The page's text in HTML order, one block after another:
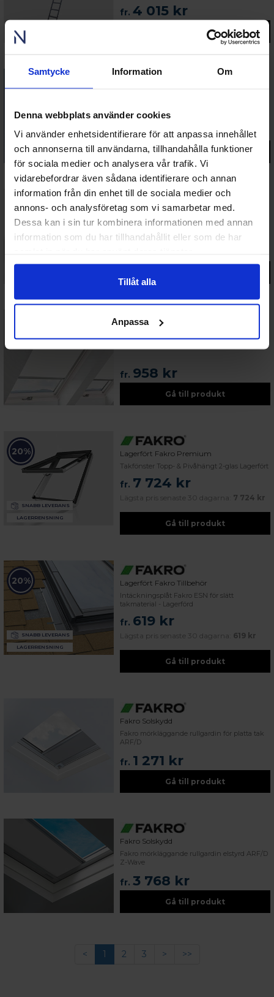
Samtycke Information Om
Denna webbplats använder cookies
Vi använder enhetsidentifierare för att anpassa innehållet
och annonserna till användarna, tillhandahålla funktioner
för sociala medier och analysera vår trafik. Vi
vidarebefordrar även sådana identifierare och annan
information från din enhet till de sociala medier och
annons- och analysföretag som vi samarbetar med.
Dessa kan i sin tur kombinera informationen med annan
information som du har tillhandahållit eller som de har
Tillåt alla
Anpassa
fr. 4 015 kr
Gå till produkt
fr.1 018 kr
Gå till produkt
Fakro Tidlös
Takkupol Elstyrt Öppningsbart 2-glas DEC-C
P2
fr. 958 kr
Gå till produkt
20%
SNABB LEVERANS
LAGERRENSNING
Lagerfört Fakro Premium
Takfönster Topp- & Pivåhängt 2-glas Lagerfört
fr. 7 724 kr
Lägsta pris senaste 30 dagarna: 7 724 kr
Gå till produkt
20%
SNABB LEVERANS
LAGERRENSNING
Lagerfört Fakro Tillbehör
Intäckningsplåt Fakro ESN för slätt
takmaterial - Lagerförd
fr. 619 kr
Lägsta pris senaste 30 dagarna: 619 kr
Gå till produkt
Fakro Solskydd
Fakro mörkläggande rullgardin för platta tak
ARF/D
fr. 1 271 kr
Gå till produkt
Fakro Solskydd
Fakro mörkläggande rullgardin elstyrd ARF/D
Z-Wave
fr. 3 768 kr
Gå till produkt
< 1 2 3 > >>